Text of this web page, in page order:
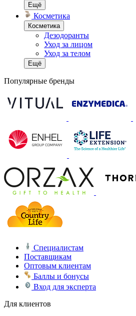
Ещё
Косметика
Косметика
Дезодоранты
Уход за лицом
Уход за телом
Ещё
Популярные бренды
Специалистам
Поставщикам
Оптовым клиентам
Баллы и бонусы
Вход для эксперта
Для клиентов